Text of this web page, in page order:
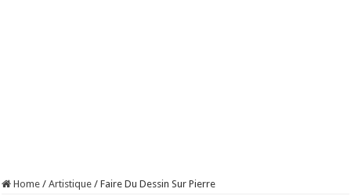
Home / Artistique / Faire Du Dessin Sur Pierre